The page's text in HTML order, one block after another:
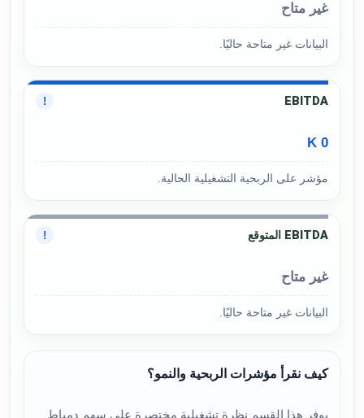
غير متاح
البيانات غير متاحة حاليًا.
EBITDA
!
0 K
مؤشر على الربحية التشغيلية الحالية.
EBITDA المتوقع !
غير متاح
البيانات غير متاحة حاليًا.
كيف نقرأ مؤشرات الربحية والنمو؟
يوفر هذا القسم نظرة تشغيلية مختصرة على سهم دمياط